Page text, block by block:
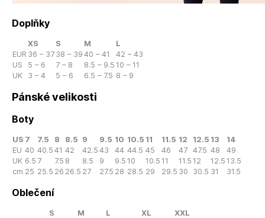
Doplňky
XS S M
L
EUR 36 – 37 38 – 39 40 – 41
42 – 43
US
5 – 6 7 – 8 8.5 – 9.5 10 – 11
UK
3 – 4 5 – 6 6.5 – 7.5 8 – 9
Pánské velikosti
Boty
US 7 7.5 8 8.5 9 9.5 10 10.5 11 11.5 12 12.5 13
14
EU 40 40.5 41 42 42.5 43 44 44.5 45 46 47 47.5 48
49
UK 6.5 7 7.5 8 8.5 9 9.5 10 10.5 11 11.5 12 12.5 13.5
cm 25 25.5 26 26.5 27 27.5 28 28.5 29 29.5 30 30.5 31 31.5
Oblečení
S M L XL
XXL